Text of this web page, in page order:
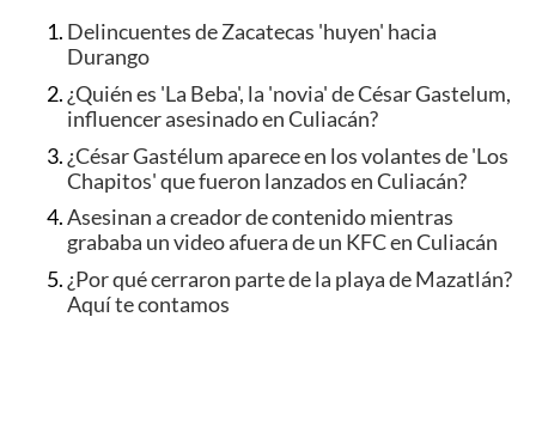
Delincuentes de Zacatecas 'huyen' hacia
Durango
¿Quién es 'La Beba', la 'novia' de César Gastelum,
influencer asesinado en Culiacán?
¿César Gastélum aparece en los volantes de 'Los
Chapitos' que fueron lanzados en Culiacán?
Asesinan a creador de contenido mientras
grababa un video afuera de un KFC en Culiacán
¿Por qué cerraron parte de la playa de Mazatlán?
Aquí te contamos